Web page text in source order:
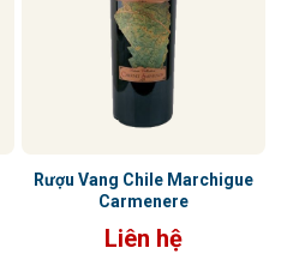
Rượu Vang Chile Marchigue
Carmenere
Liên hệ